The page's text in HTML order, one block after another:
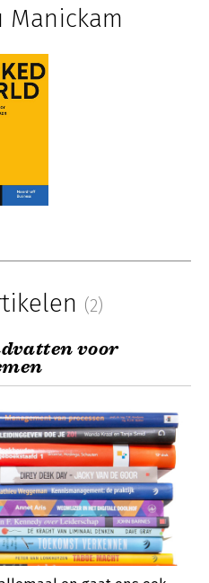
Manickam
(2)
voor